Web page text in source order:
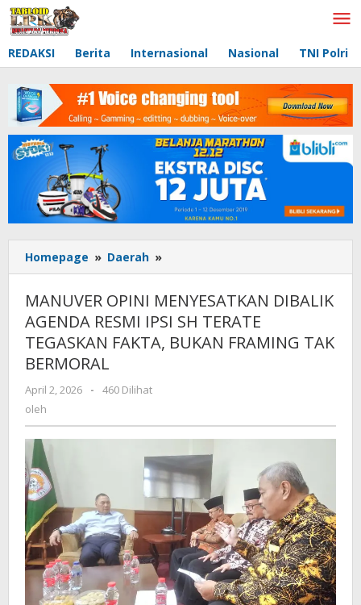
Lewati
ke
REDAKSI Berita Internasional Nasional TNI Polri
Homepage » Daerah »
OPINI
DIBALIK
AGENDA
RESMI
FAKTA,
BUKAN
FRAMING
TAK
BERMORAL
MANUVER OPINI MENYESATKAN DIBALIK
AGENDA RESMI IPSI SH TERATE
TEGASKAN FAKTA, BUKAN FRAMING TAK
BERMORAL
April 2, 2026 oleh
-
460 Dilihat
oleh